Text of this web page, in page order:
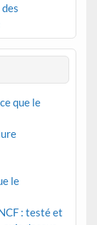
que le
le
: testé et